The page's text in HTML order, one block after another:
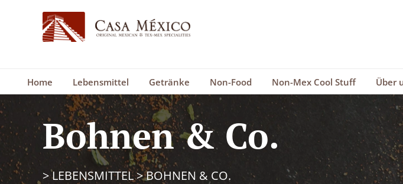
Home Lebensmittel Getränke Non-Food Non-Mex Cool Stuff Über
Bohnen & Co.
>LEBENSMITTEL>BOHNEN & CO.